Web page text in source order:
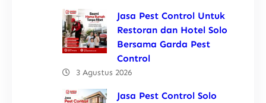
Jasa Pest Control Untuk
Restoran dan Hotel Solo
Bersama Garda Pest
Control
3 Agustus 2026
Jasa Pest Control Solo